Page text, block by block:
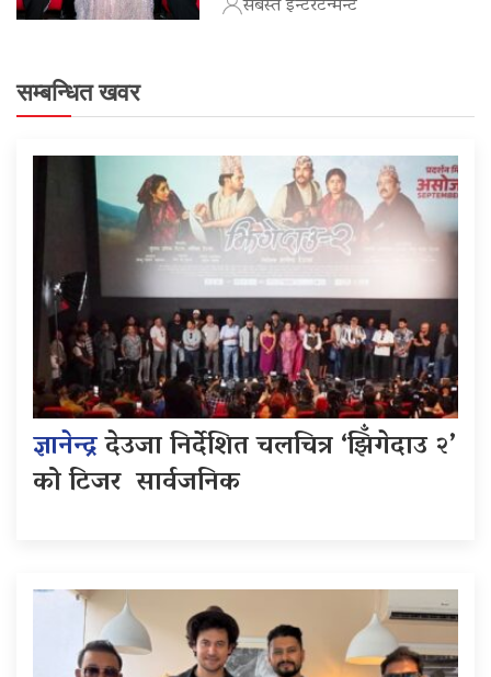
सबस्त इन्टरटेन्मेन्ट
सम्बन्धित खवर
ज्ञानेन्द्रदेउजा निर्देशित चलचित्र ‘झिँगेदाउ २’
को टिजर सार्वजनिक